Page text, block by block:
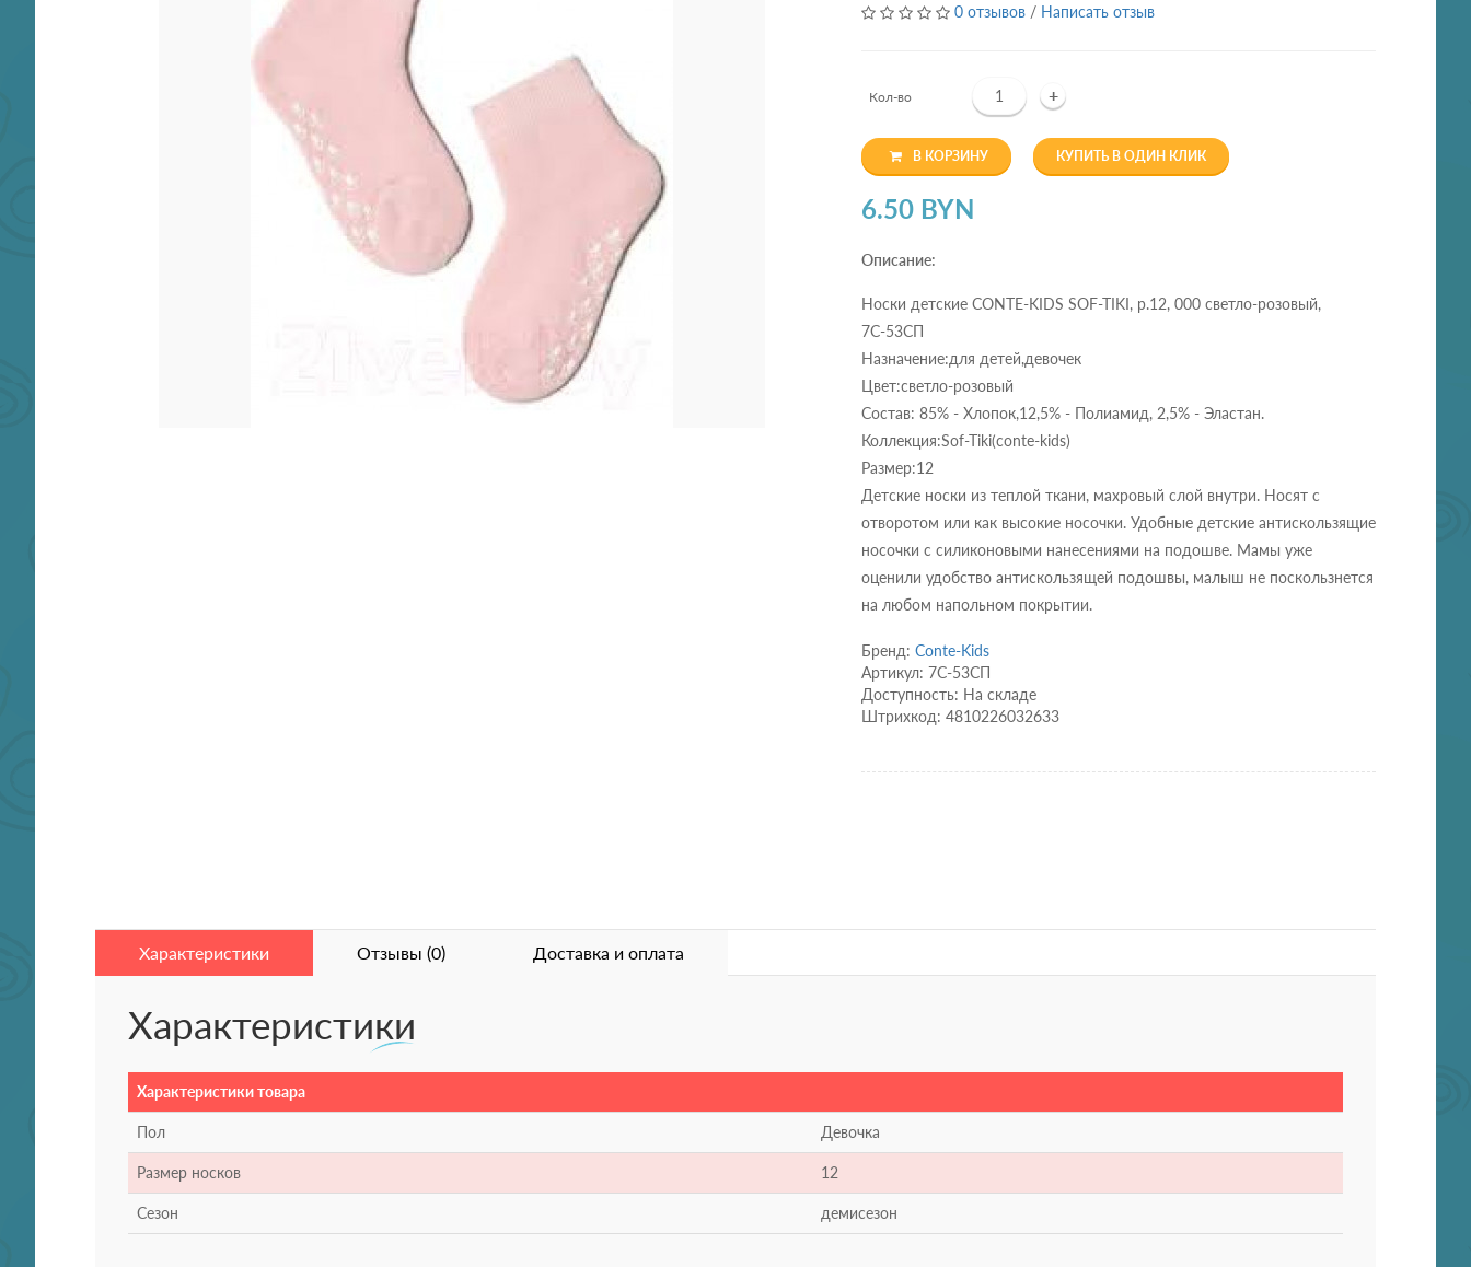
0 отзывов / Написать отзыв
Кол-во +
В КОРЗИНУ КУПИТЬ В ОДИН КЛИК
6.50 BYN
Описание:
Носки детские CONTE-KIDS SOF-TIKI, р.12, 000 светло-розовый,
7С-53СП
Назначение:для детей,девочек
Цвет:светло-розовый
Состав: 85% - Хлопок,12,5% - Полиамид, 2,5% - Эластан.
Коллекция:Sof-Tiki(conte-kids)
Размер:12
Детские носки из теплой ткани, махровый слой внутри. Носят с
отворотом или как высокие носочки. Удобные детские антискользящие
носочки с силиконовыми нанесениями на подошве. Мамы уже
оценили удобство антискользящей подошвы, малыш не поскользнется
на любом напольном покрытии.
Бренд: Conte-Kids
Артикул: 7С-53СП
Доступность: На складе
Штрихкод: 4810226032633
Характеристики Отзывы (0) Доставка и оплата
Характеристики
Характеристики товара
Пол Девочка
Размер носков 12
Сезон демисезон